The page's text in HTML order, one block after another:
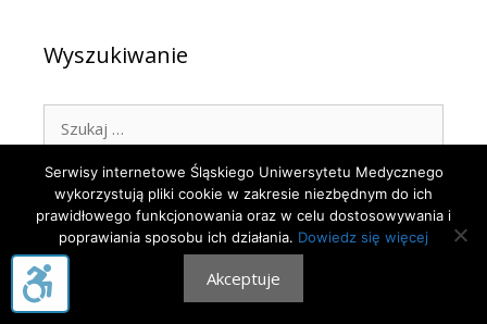
Wyszukiwanie
Szukaj:
© 2026 STN SUM• Zbudowany z GenerujPress
Serwisy internetowe Śląskiego Uniwersytetu Medycznego
wykorzystują pliki cookie w zakresie niezbędnym do ich
prawidłowego funkcjonowania oraz w celu dostosowywania i
poprawiania sposobu ich działania. Dowiedz się więcej
Akceptuje